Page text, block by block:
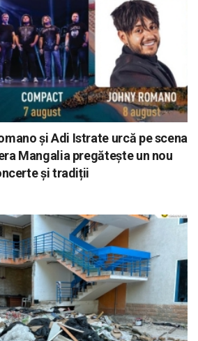
și Adi Istrate urcă pe scena
Mangalia pregătește un nou
și tradiții